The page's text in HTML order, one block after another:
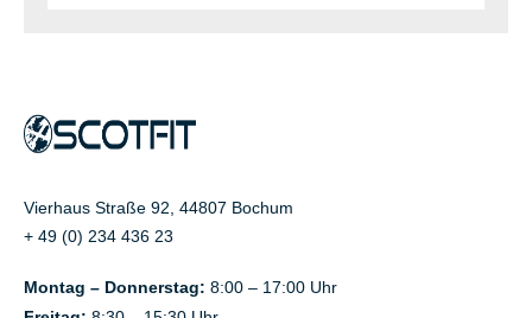
Vierhaus Straße 92, 44807 Bochum
+ 49 (0) 234 436 23
Montag – Donnerstag: 8:00 – 17:00 Uhr